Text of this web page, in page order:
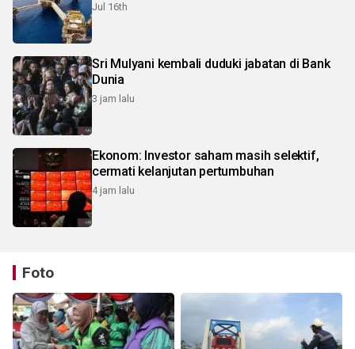
Jul 16th
Sri Mulyani kembali duduki jabatan di Bank
Dunia
3 jam lalu
Ekonom: Investor saham masih selektif,
cermati kelanjutan pertumbuhan
4 jam lalu
Foto